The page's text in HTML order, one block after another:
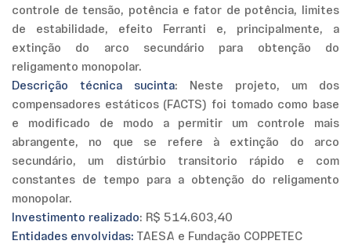
controle de tensão, potência e fator de potência, limites
de estabilidade, efeito Ferranti e, principalmente, a
extinção do arco secundário para obtenção do
religamento monopolar.
Descrição técnica sucinta: Neste projeto, um dos
compensadores estáticos (FACTS) foi tomado como base
e modificado de modo a permitir um controle mais
abrangente, no que se refere à extinção do arco
secundário, um distúrbio transitorio rápido e com
constantes de tempo para a obtenção do religamento
monopolar.
Investimento realizado: R$ 514.603,40
Entidades envolvidas: TAESA e Fundação COPPETEC